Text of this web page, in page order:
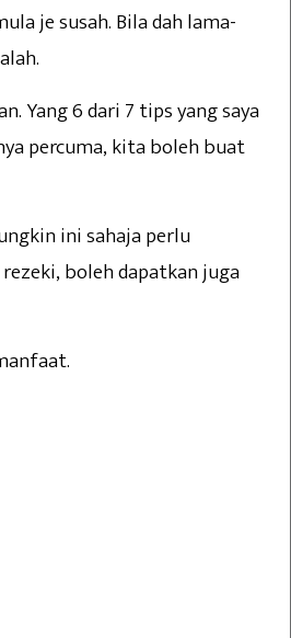
je susah. Bila dah lama-
Yang 6 dari 7 tips yang saya
percuma, kita boleh buat
ini sahaja perlu
boleh dapatkan juga